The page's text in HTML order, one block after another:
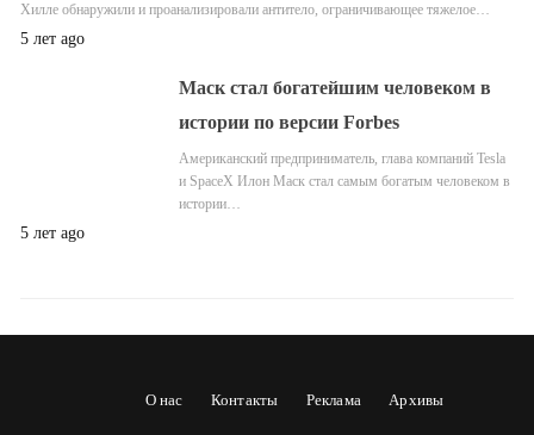
Хилле обнаружили и проанализировали антитело, ограничивающее тяжелое…
5 лет ago
Маск стал богатейшим человеком в
истории по версии Forbes
Американский предприниматель, глава компаний Tesla
и SpaceX Илон Маск стал самым богатым человеком в
истории…
5 лет ago
О нас Контакты Реклама Архивы